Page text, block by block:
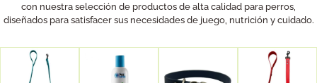
con nuestra selección de productos de alta calidad para perros,
diseñados para satisfacer sus necesidades de juego, nutrición y cuidado.